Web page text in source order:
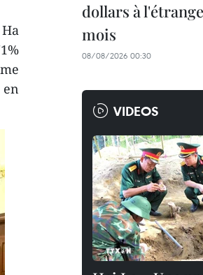
dollars à
mois
08/08/2026 00:30
VIDEOS